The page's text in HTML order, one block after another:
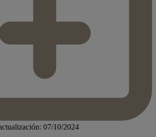
07/10/2024